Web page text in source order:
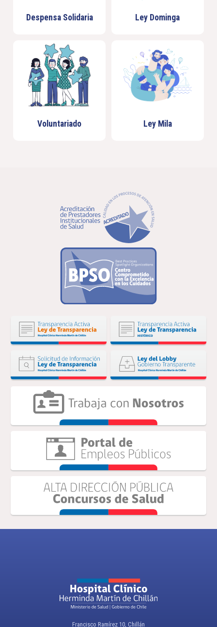
Despensa Solidaria Ley Dominga
Voluntariado Ley Mila
Francisco Ramírez 10, Chillán